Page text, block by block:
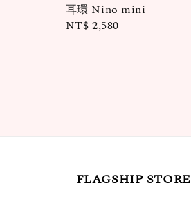
耳環 Nino mini
Regular
NT$ 2,580
FLAGSHIP STORE